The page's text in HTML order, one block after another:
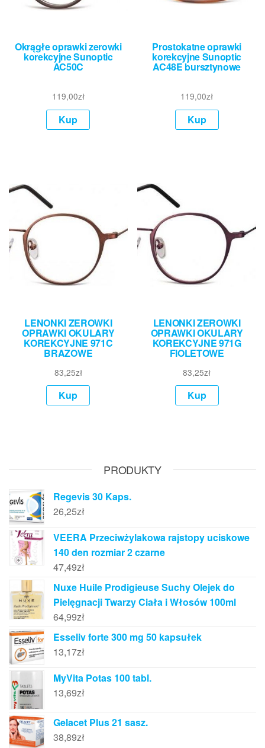
Okrągłe oprawki zerowki
korekcyjne Sunoptic
AC50C
119,00zł
Kup
Prostokatne oprawki
korekcyjne Sunoptic
AC48E bursztynowe
119,00zł
Kup
LENONKI ZEROWKI
OPRAWKI OKULARY
KOREKCYJNE 971C
BRAZOWE
83,25zł
Kup
LENONKI ZEROWKI
OPRAWKI OKULARY
KOREKCYJNE 971G
FIOLETOWE
83,25zł
Kup
PRODUKTY
Regevis 30 Kaps.
26,25zł
VEERA Przeciwżylakowa rajstopy uciskowe
140 den rozmiar 2 czarne
47,49zł
Nuxe Huile Prodigieuse Suchy Olejek do
Pielęgnacji Twarzy Ciała i Włosów 100ml
64,99zł
Esseliv forte 300 mg 50 kapsułek
13,17zł
MyVita Potas 100 tabl.
13,69zł
Gelacet Plus 21 sasz.
38,89zł